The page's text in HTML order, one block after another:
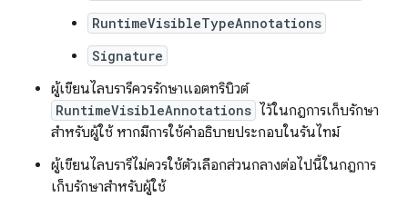
RuntimeVisibleTypeAnnotations
Signature
ผู้เขียนไลบรารีควรรักษาแอตทริบิวต์
RuntimeVisibleAnnotations ไว้ในกฎการเก็บรักษา
สำหรับผู้ใช้ หากมีการใช้คำอธิบายประกอบในรันไทม์
ผู้เขียนไลบรารีไม่ควรใช้ตัวเลือกส่วนกลางต่อไปนี้ในกฎการ
เก็บรักษาสำหรับผู้ใช้